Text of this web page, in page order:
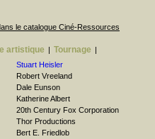
le catalogue Ciné-Ressources
artistique | Tournage |
Stuart Heisler
Robert Vreeland
Dale Eunson
Katherine Albert
20th Century Fox Corporation
Thor Productions
Bert E. Friedlob